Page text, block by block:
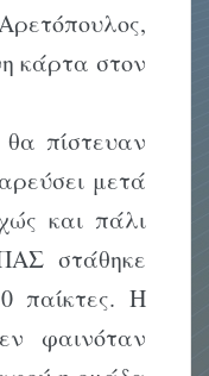
κάρτα στον
πίστευαν
μετά
και πάλι
στάθηκε
παίκτες. Η
φαινόταν